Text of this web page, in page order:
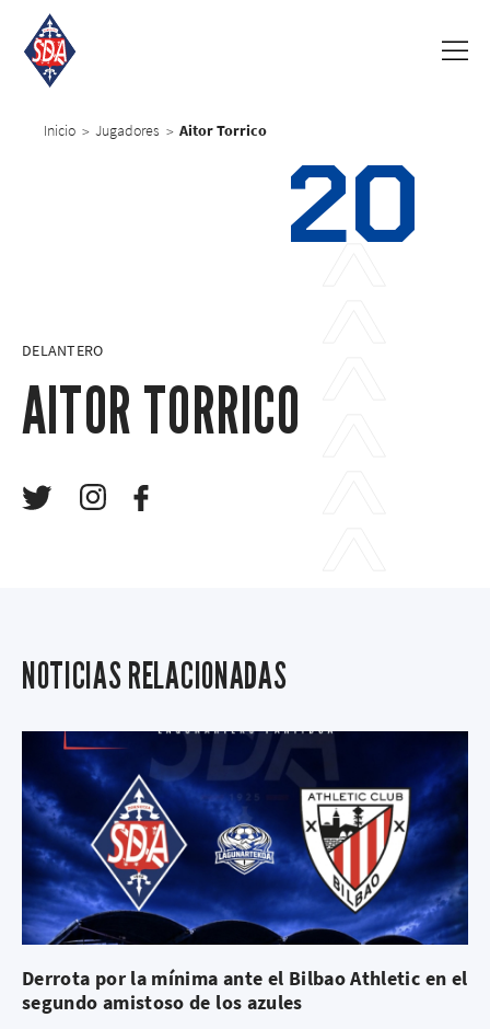
Inicio > Jugadores > Aitor Torrico
20
DELANTERO
AITOR TORRICO
NOTICIAS RELACIONADAS
Derrota por la mínima ante el Bilbao Athletic en el
segundo amistoso de los azules